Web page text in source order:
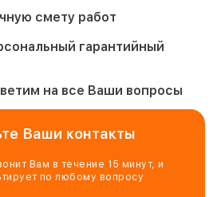
смету работ
гарантийный
на все Ваши вопросы
Ваши контакты
Вам в течение 15 минут, и
по любому вопросу